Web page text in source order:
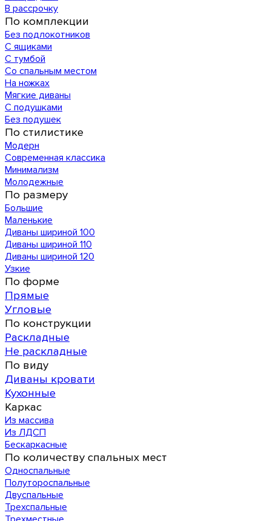
В рассрочку
По комплекции
Без подлокотников
С ящиками
С тумбой
Со спальным местом
На ножках
Мягкие диваны
С подушками
Без подушек
По стилистике
Модерн
Современная классика
Минимализм
Молодежные
По размеру
Большие
Маленькие
Диваны шириной 100
Диваны шириной 110
Диваны шириной 120
Узкие
По форме
Прямые
Угловые
По конструкции
Раскладные
Не раскладные
По виду
Диваны кровати
Кухонные
Каркас
Из массива
Из ЛДСП
Бескаркасные
По количеству спальных мест
Односпальные
Полутороспальные
Двуспальные
Трехспальные